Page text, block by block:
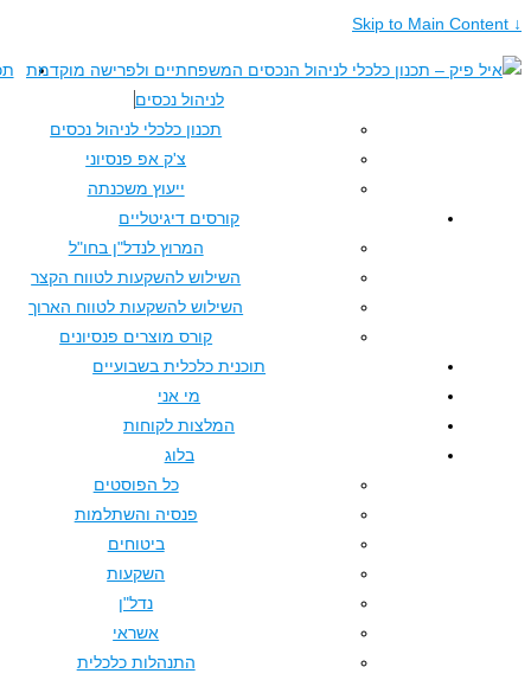
תכנון כלכלי
לניהול נכסים
תכנון כלכלי לניהול נכסים
צ'ק אפ פנסיוני
ייעוץ משכנתה
קורסים דיגיטליים
המרוץ לנדל"ן בחו"ל
השילוש להשקעות לטווח הקצר
השילוש להשקעות לטווח הארוך
קורס מוצרים פנסיונים
תוכנית כלכלית בשבועיים
המלצות לקוחות
כל הפוסטים
פנסיה והשתלמות
התנהלות כלכלית